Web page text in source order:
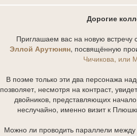
Дорогие
Приглашаем вас на новую встречу
Эллой Арутюнян, посвящённую
Чичикова, или
В поэме только эти два персонажа
позволяет, несмотря на контраст,
двойников, представляющих
неслучайно, именно визит к
Можно ли проводить параллели